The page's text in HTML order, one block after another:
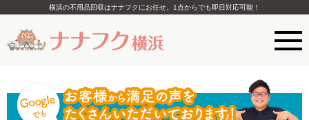
横浜の不用品回収はナナフクにお任せ。1点からでも即日対応可能！